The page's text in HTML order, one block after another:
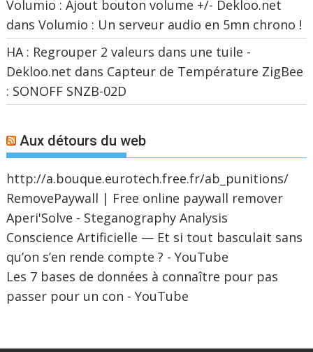
Volumio : Ajout bouton volume +/- Dekloo.net
dansVolumio : Un serveur audio en 5mn chrono !
HA : Regrouper 2 valeurs dans une tuile -
Dekloo.net dans Capteur de Température ZigBee
: SONOFF SNZB-02D
Aux détours du web
http://a.bouque.eurotech.free.fr/ab_punitions/
RemovePaywall | Free online paywall remover
Aperi'Solve - Steganography Analysis
Conscience Artificielle — Et si tout basculait sans
qu’on s’en rende compte ? - YouTube
Les 7 bases de données à connaître pour pas
passer pour un con - YouTube